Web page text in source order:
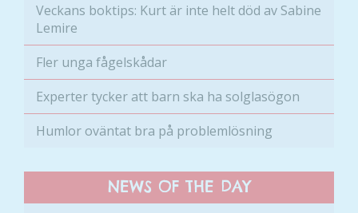
Veckans boktips: Kurt är inte helt död av Sabine
Lemire
Fler unga fågelskådar
Experter tycker att barn ska ha solglasögon
Humlor oväntat bra på problemlösning
NEWS OF THE DAY